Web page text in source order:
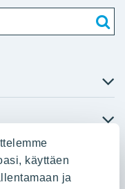
käyttäen
ja